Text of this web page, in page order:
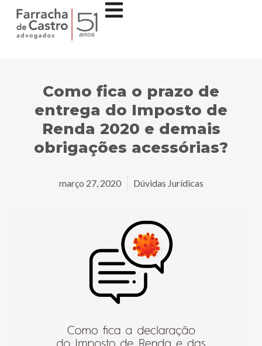
Como fica o prazo de
entrega do Imposto de
Renda 2020 e demais
obrigações acessórias?
março 27, 2020 Dúvidas Jurídicas